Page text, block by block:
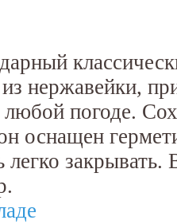
нержавейки,
погоде.
оснащен
легко